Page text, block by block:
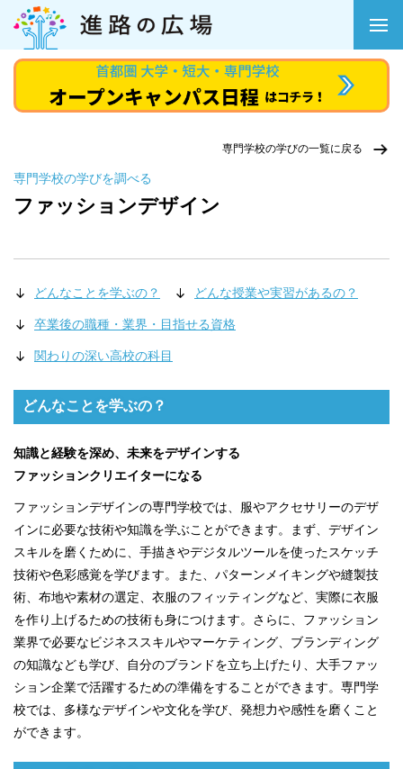
専門学校の学びの一覧に戻る
専門学校の学びを調べる
ファッションデザイン
どんなことを学ぶの？ どんな授業や実習があるの？
卒業後の職種・業界・目指せる資格
関わりの深い高校の科目
どんなことを学ぶの？
知識と経験を深め、未来をデザインする
ファッションクリエイターになる
ファッションデザインの専門学校では、服やアクセサリーのデザ
インに必要な技術や知識を学ぶことができます。まず、デザイン
スキルを磨くために、手描きやデジタルツールを使ったスケッチ
技術や色彩感覚を学びます。また、パターンメイキングや縫製技
術、布地や素材の選定、衣服のフィッティングなど、実際に衣服
を作り上げるための技術も身につけます。さらに、ファッション
業界で必要なビジネススキルやマーケティング、ブランディング
の知識なども学び、自分のブランドを立ち上げたり、大手ファッ
ション企業で活躍するための準備をすることができます。専門学
校では、多様なデザインや文化を学び、発想力や感性を磨くこと
ができます。